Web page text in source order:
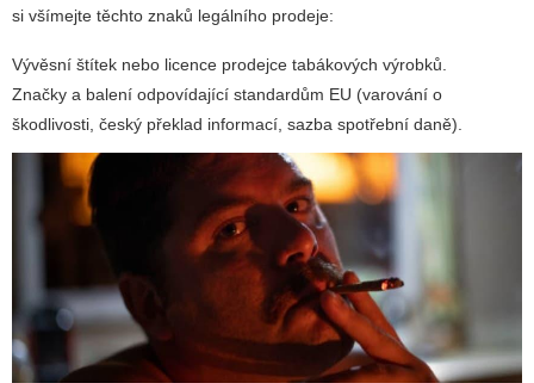
si všímejte těchto znaků legálního prodeje:
Vývěsní štítek nebo licence prodejce tabákových výrobků.
Značky a balení odpovídající standardům EU (varování o
škodlivosti, český překlad informací, sazba spotřební daně).